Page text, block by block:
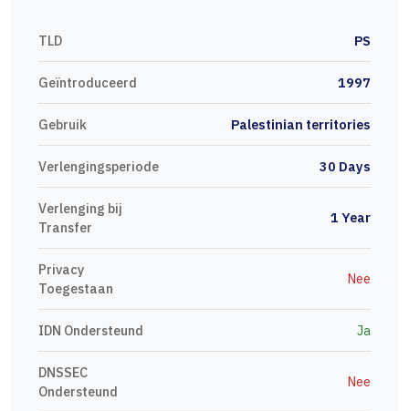
TLD PS
Geïntroduceerd 1997
Gebruik Palestinian territories
Verlengingsperiode 30 Days
Verlenging bij
Transfer
1 Year
Privacy
Toegestaan
Nee
IDN Ondersteund Ja
DNSSEC
Ondersteund
Nee